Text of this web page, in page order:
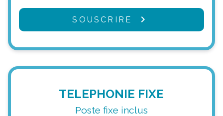
SOUSCRIRE
TELEPHONIE FIXE
Poste fixe inclus